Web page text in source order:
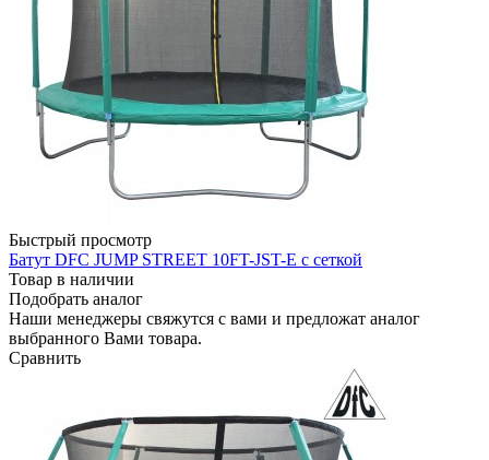
Быстрый просмотр
Батут DFC JUMP STREET 10FT-JST-E с сеткой
Товар в наличии
Подобрать аналог
Наши менеджеры свяжутся с вами и предложат аналог
выбранного Вами товара.
Сравнить